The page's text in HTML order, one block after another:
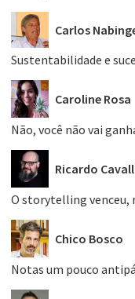
Carlos
Sustentabilidade e
Caroline Rosa
Não, você não vai
Ricardo
O storytelling venceu,
Chico Bosco
Notas um pouco